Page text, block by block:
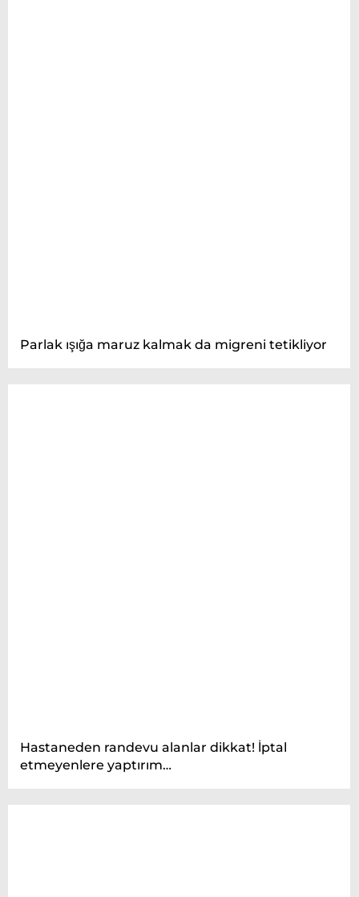
Parlak ışığa maruz kalmak da migreni tetikliyor
Hastaneden randevu alanlar dikkat! İptal
etmeyenlere yaptırım…